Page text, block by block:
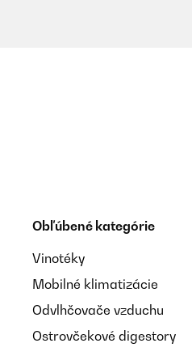
Obľúbené kategórie
Vinotéky
Mobilné klimatizácie
Odvlhčovače vzduchu
Ostrovčekové digestory